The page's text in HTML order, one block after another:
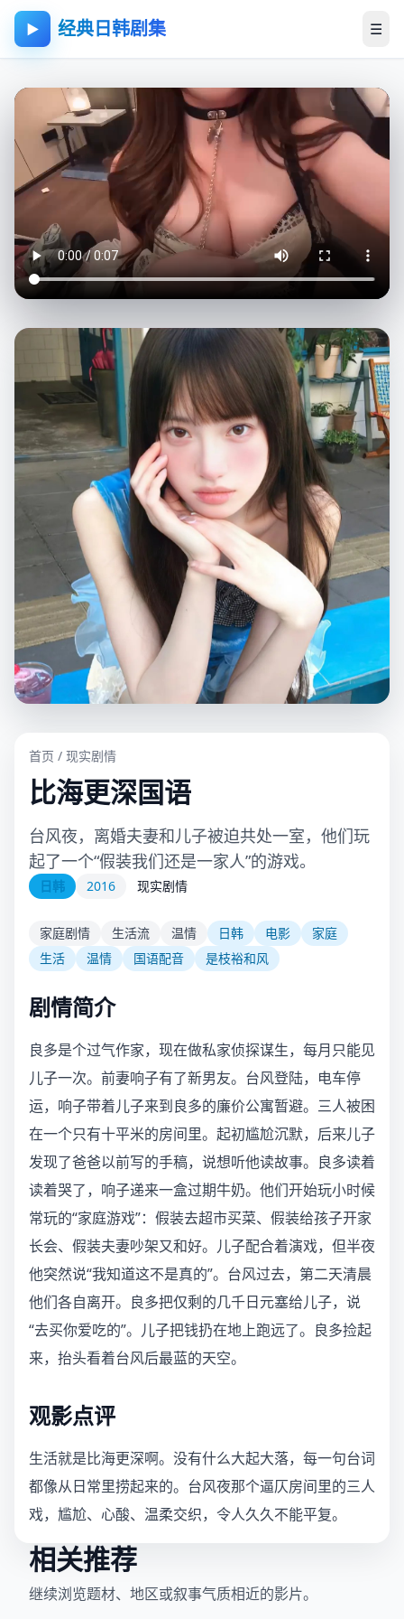
▶ 经典日韩剧集 ☰
首页 / 现实剧情
比海更深国语
台风夜，离婚夫妻和儿子被迫共处一室，他们玩
起了一个“假装我们还是一家人”的游戏。
日韩 2016 现实剧情
家庭剧情 生活流 温情 日韩 电影
家庭
生活
温情 国语配音 是枝裕和风
剧情简介
良多是个过气作家，现在做私家侦探谋生，每月只能见
儿子一次。前妻响子有了新男友。台风登陆，电车停
运，响子带着儿子来到良多的廉价公寓暂避。三人被困
在一个只有十平米的房间里。起初尴尬沉默，后来儿子
发现了爸爸以前写的手稿，说想听他读故事。良多读着
读着哭了，响子递来一盒过期牛奶。他们开始玩小时候
常玩的“家庭游戏”：假装去超市买菜、假装给孩子开家
长会、假装夫妻吵架又和好。儿子配合着演戏，但半夜
他突然说“我知道这不是真的”。台风过去，第二天清晨
他们各自离开。良多把仅剩的几千日元塞给儿子，说
“去买你爱吃的”。儿子把钱扔在地上跑远了。良多捡起
来，抬头看着台风后最蓝的天空。
观影点评
生活就是比海更深啊。没有什么大起大落，每一句台词
都像从日常里捞起来的。台风夜那个逼仄房间里的三人
戏，尴尬、心酸、温柔交织，令人久久不能平复。
相关推荐
继续浏览题材、地区或叙事气质相近的影片。